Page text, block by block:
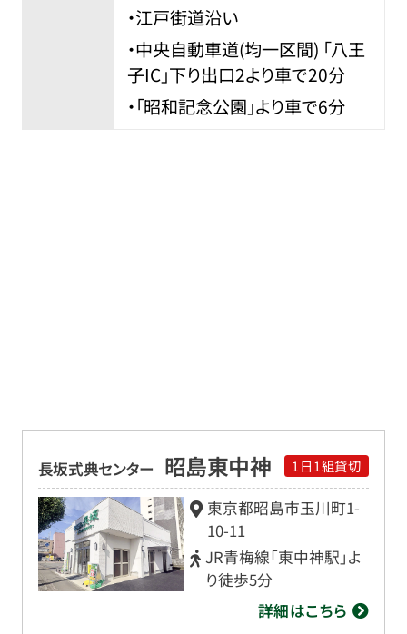
・江戸街道沿い
・中央自動車道(均一区間) 「八王
子IC」下り出口2より車で20分
・「昭和記念公園」より車で6分
長坂式典センター 昭島東中神 1日1組貸切
東京都昭島市玉川町1-
10-11
JR青梅線「東中神駅」よ
り徒歩5分
詳細はこちら